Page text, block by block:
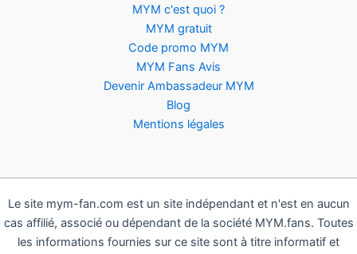
MYM c'est quoi ?
MYM gratuit
Code promo MYM
MYM Fans Avis
Devenir Ambassadeur MYM
Blog
Mentions légales
Le site mym-fan.com est un site indépendant et n'est en aucun
cas affilié, associé ou dépendant de la société MYM.fans. Toutes
les informations fournies sur ce site sont à titre informatif et